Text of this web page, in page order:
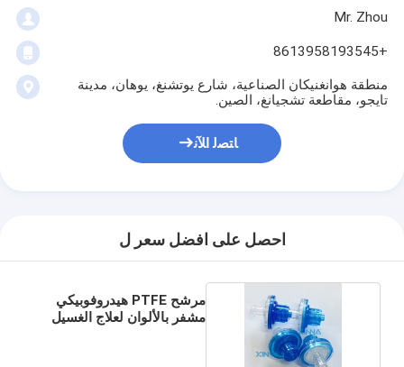
Mr. Zhou
+8613958193545
منطقة هوانغنيكان الصناعية، شارع يوتشنغ، يوهان، مدينة
تايجو، مقاطعة تشجيانغ، الصين.
ﺎﺘﺼﻟ ﺍﻶﻧ
احصل على افضل سعر ل
مرشح PTFE هيدروفوبيكي
مشفر بالألوان لعلاج الغسيل